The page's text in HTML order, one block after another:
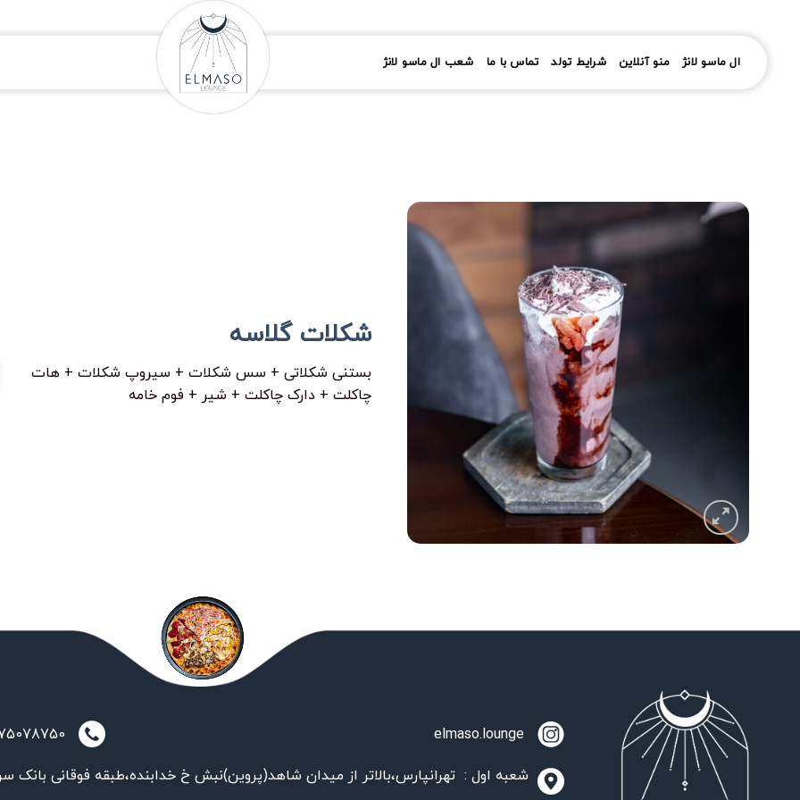
ال ماسو لانژ منو آنلاین شرایط تولد تماس با ما شعب ال ماسو لانژ
شکلات گلاسه
بستنی شکلاتی + سس شکلات + سیروپ شکلات + هات
چاکلت + دارک چاکلت + شیر + فوم خامه
elmaso.lounge
شعبه اول : تهرانپارس،بالاتر از میدان شاهد(پروین)نبش خ خدابنده،طبقه فوقانی بانک